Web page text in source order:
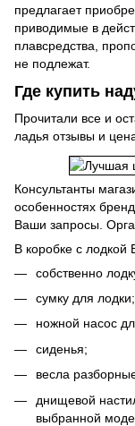
предлагает
приводимые в
плавсредства,
не подлежат.
Где купить
Прочитали все и
ладья отзывы и
Консультанты
особенностях
Ваши запросы.
В коробке с лодкой
собственно
сумку для лодки;
ножной насос
сиденья;
весла
днищевой
выбранной